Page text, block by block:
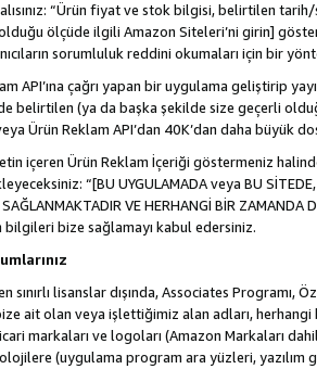
“Ürün fiyat ve stok bilgisi, belirtilen
ölçüde ilgili Amazon Siteleri’ni girin]
sorumluluk reddini okumaları için bir
API’ına çağrı yapan bir uygulama geliştirip
belirtilen (ya da başka şekilde size geçerli
Ürün Reklam API’dan 40K’dan daha büyük
içeren Ürün Reklam İçeriği göstermeniz
“[BU UYGULAMADA veya BU SİTEDE,
SAĞLANMAKTADIR VE HERHANGİ BİR
bize sağlamayı kabul edersiniz.
sınırlı lisanslar dışında, Associates Programı,
ait olan veya işlettiğimiz alan adları,
markaları ve logoları (Amazon Markaları
(uygulama program ara yüzleri,